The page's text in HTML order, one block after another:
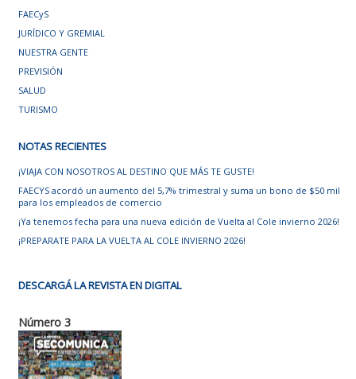
FAECyS
JURÍDICO Y GREMIAL
NUESTRA GENTE
PREVISIÓN
SALUD
TURISMO
NOTAS RECIENTES
¡VIAJA CON NOSOTROS AL DESTINO QUE MÁS TE GUSTE!
FAECYS acordó un aumento del 5,7% trimestral y suma un bono de $50 mil
para los empleados de comercio
¡Ya tenemos fecha para una nueva edición de Vuelta al Cole invierno 2026!
¡PREPARATE PARA LA VUELTA AL COLE INVIERNO 2026!
DESCARGÁ LA REVISTA EN DIGITAL
Número 3